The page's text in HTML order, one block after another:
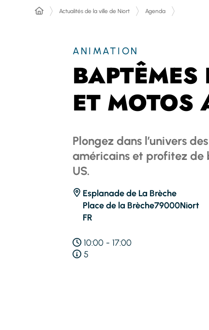
Actualités de la ville de Niort Agenda
ANIMATION
BAPTÊMES
ET MOTOS
Plongez dans l’univers
américains et profitez de
US.
Esplanade de La Brèche
Place de la Brèche79000Niort
FR
10:00 - 17:00
5